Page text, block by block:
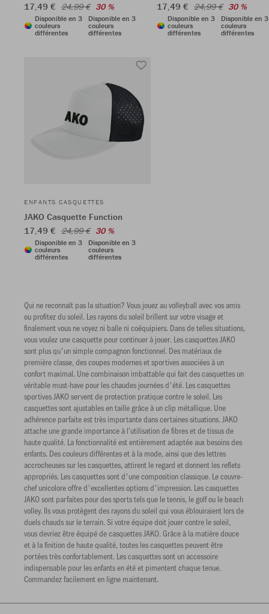
17,49 € 24,99 € 30 %
Disponible en 3
couleurs
différentes
Disponible en 3
couleurs
différentes
17,49 € 24,99 € 30 %
Disponible en 3
couleurs
différentes
Disponible en 3
couleurs
différentes
ENFANTS CASQUETTES
JAKO Casquette Function
17,49 € 24,99 € 30 %
Disponible en 3
couleurs
différentes
Disponible en 3
couleurs
différentes
Qui ne reconnaît pas la situation? Vous jouez au volleyball avec vos amis
ou profitez du soleil. Les rayons du soleil brillent sur votre visage et
finalement vous ne voyez ni balle ni coéquipiers. Dans de telles situations,
vous voulez une casquette pour continuer à jouer. Les casquettes JAKO
sont plus qu'un simple compagnon fonctionnel. Des matériaux de
première classe, des coupes modernes et sportives associées à un
confort maximal. Une combinaison imbattable qui fait des casquettes un
véritable must-have pour les chaudes journées d'été. Les casquettes
sportives JAKO servent de protection pratique contre le soleil. Les
casquettes sont ajustables en taille grâce à un clip métallique. Une
adhérence parfaite est très importante dans certaines situations. JAKO
attache une grande importance à l’utilisation de fibres et de tissus de
haute qualité. La fonctionnalité est entièrement adaptée aux besoins des
enfants. Des couleurs différentes et à la mode, ainsi que des lettres
accrocheuses sur les casquettes, attirent le regard et donnent les reflets
appropriés. Les casquettes sont d'une composition classique. Le couvre-
chef unicolore offre d'excellentes options d'impression. Les casquettes
JAKO sont parfaites pour des sports tels que le tennis, le golf ou le beach
volley. Ils vous protègent des rayons du soleil qui vous éblouiraient lors de
duels chauds sur le terrain. Si votre équipe doit jouer contre le soleil,
vous devriez être équipé de casquettes JAKO. Grâce à la matière douce
et à la finition de haute qualité, toutes les casquettes peuvent être
portées très confortablement. Les casquettes sont un accessoire
indispensable pour les enfants en été et pimentent chaque tenue.
Commandez facilement en ligne maintenant.